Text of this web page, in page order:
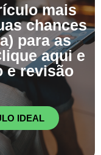
mais
chances
para as
aqui e
e revisão
IDEAL